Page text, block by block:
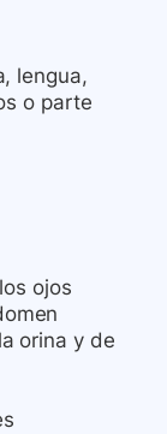
lengua,
o parte
ojos
orina y de